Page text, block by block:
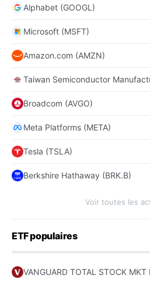
Alphabet (GOOGL)
Microsoft (MSFT)
Amazon.com (AMZN)
Taiwan Semiconductor
Broadcom (AVGO)
Meta Platforms (META)
Tesla (TSLA)
Berkshire Hathaway (BRK.B)
Voir toutes les
ETF populaires
VANGUARD TOTAL STOCK MKT